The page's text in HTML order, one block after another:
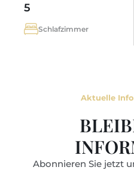
5
Schlafzimmer
Aktuelle
Abonnieren Sie jetzt